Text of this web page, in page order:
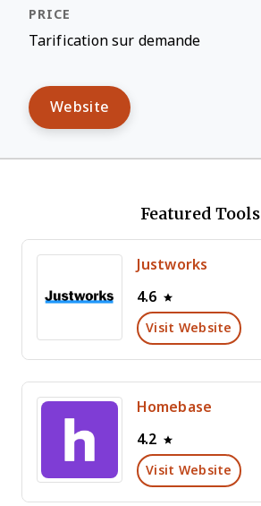
Tarification sur demande
Website
Featured Tools
Justworks
4.6
Visit Website
Homebase
4.2
Visit Website